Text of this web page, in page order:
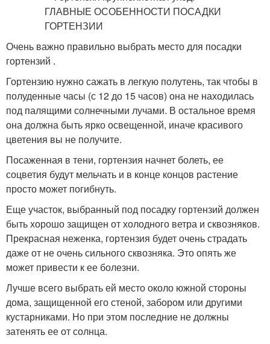
Очень важно правильно выбрать место для посадки
гортензий .
Гортензию нужно сажать в легкую полутень, так чтобы в
полуденные часы (с 12 до 15 часов) она не находилась
под палящими солнечными лучами. В остальное время
она должна быть ярко освещенной, иначе красивого
цветения вы не получите.
Посаженная в тени, гортензия начнет болеть, ее
соцветия будут мельчать и в конце концов растение
просто может погибнуть.
Еще участок, выбранный под посадку гортензий должен
быть хорошо защищен от холодного ветра и сквозняков.
Прекрасная неженка, гортензия будет очень страдать
даже от не очень сильного сквозняка. Это опять же
может привести к ее болезни.
Лучше всего выбрать ей место около южной стороны
дома, защищенной его стеной, забором или другими
кустарниками. Но при этом последние не должны
затенять ее от солнца.